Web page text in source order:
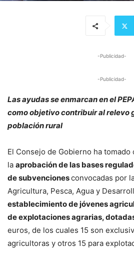
-Publicidad-
-Publicidad-
Las ayudas se enmarcan en el
como objetivo contribuir al relevo
población rural
El Consejo de Gobierno ha
la aprobación de las bases
de subvencionesconvocadas por
Agricultura, Pesca, Agua y
establecimiento de jóvenes
de explotaciones agrarias,
euros, de los cuales 15 son
agricultoras y otros 15 para